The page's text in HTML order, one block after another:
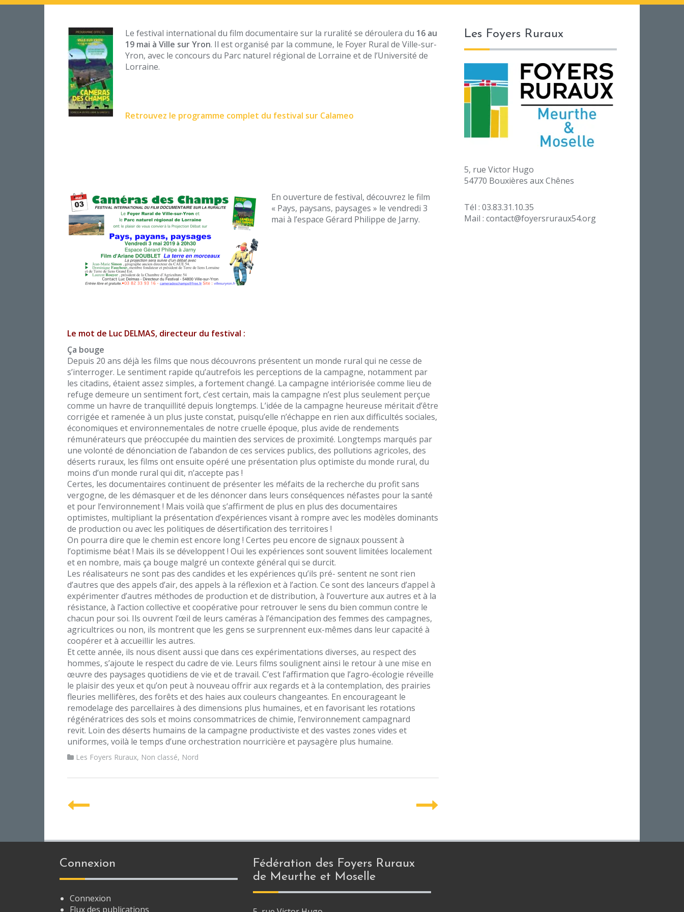
Le festival international du film documentaire sur la ruralité se déroulera du 16 au
19 mai à Ville sur Yron. Il est organisé par la commune, le Foyer Rural de Ville-sur-
Yron, avec le concours du Parc naturel régional de Lorraine et de l’Université de
Lorraine.
Retrouvez le programme complet du festival sur Calameo
En ouverture de festival, découvrez le film
« Pays, paysans, paysages » le vendredi 3
mai à l’espace Gérard Philippe de Jarny.
Le mot de Luc DELMAS, directeur du festival :
Ça bouge
Depuis 20 ans déjà les films que nous découvrons présentent un monde rural qui ne cesse de
s’interroger. Le sentiment rapide qu’autrefois les perceptions de la campagne, notamment par
les citadins, étaient assez simples, a fortement changé. La campagne intériorisée comme lieu de
refuge demeure un sentiment fort, c’est certain, mais la campagne n’est plus seulement perçue
comme un havre de tranquillité depuis longtemps. L’idée de la campagne heureuse méritait d’être
corrigée et ramenée à un plus juste constat, puisqu’elle n’échappe en rien aux difficultés sociales,
économiques et environnementales de notre cruelle époque, plus avide de rendements
rémunérateurs que préoccupée du maintien des services de proximité. Longtemps marqués par
une volonté de dénonciation de l’abandon de ces services publics, des pollutions agricoles, des
déserts ruraux, les films ont ensuite opéré une présentation plus optimiste du monde rural, du
moins d’un monde rural qui dit, n’accepte pas !
Certes, les documentaires continuent de présenter les méfaits de la recherche du profit sans
vergogne, de les démasquer et de les dénoncer dans leurs conséquences néfastes pour la santé
et pour l’environnement ! Mais voilà que s’affirment de plus en plus des documentaires
optimistes, multipliant la présentation d’expériences visant à rompre avec les modèles dominants
de production ou avec les politiques de désertification des territoires !
On pourra dire que le chemin est encore long ! Certes peu encore de signaux poussent à
l’optimisme béat ! Mais ils se développent ! Oui les expériences sont souvent limitées localement
et en nombre, mais ça bouge malgré un contexte général qui se durcit.
Les réalisateurs ne sont pas des candides et les expériences qu’ils pré- sentent ne sont rien
d’autres que des appels d’air, des appels à la réflexion et à l’action. Ce sont des lanceurs d’appel à
expérimenter d’autres méthodes de production et de distribution, à l’ouverture aux autres et à la
résistance, à l’action collective et coopérative pour retrouver le sens du bien commun contre le
chacun pour soi. Ils ouvrent l’œil de leurs caméras à l’émancipation des femmes des campagnes,
agricultrices ou non, ils montrent que les gens se surprennent eux-mêmes dans leur capacité à
coopérer et à accueillir les autres.
Et cette année, ils nous disent aussi que dans ces expérimentations diverses, au respect des
hommes, s’ajoute le respect du cadre de vie. Leurs films soulignent ainsi le retour à une mise en
œuvre des paysages quotidiens de vie et de travail. C’est l’affirmation que l’agro-écologie réveille
le plaisir des yeux et qu’on peut à nouveau offrir aux regards et à la contemplation, des prairies
fleuries mellifères, des forêts et des haies aux couleurs changeantes. En encourageant le
remodelage des parcellaires à des dimensions plus humaines, et en favorisant les rotations
régénératrices des sols et moins consommatrices de chimie, l’environnement campagnard
revit. Loin des déserts humains de la campagne productiviste et des vastes zones vides et
uniformes, voilà le temps d’une orchestration nourricière et paysagère plus humaine.
Les Foyers Ruraux, Non classé, Nord
P
s
t
n
a
Les Foyers Ruraux
5, rue Victor Hugo
54770 Bouxières aux Chênes
Tél : 03.83.31.10.35
Mail : contact@foyersruraux54.org
Connexion
Connexion
Flux des publications
Fédération des Foyers Ruraux
de Meurthe et Moselle